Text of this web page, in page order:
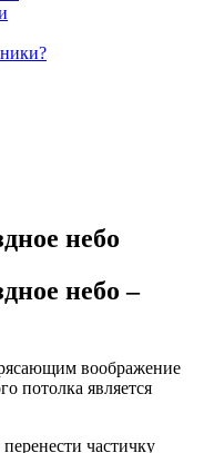
небо
небо –
воображение
потолка является
частичку